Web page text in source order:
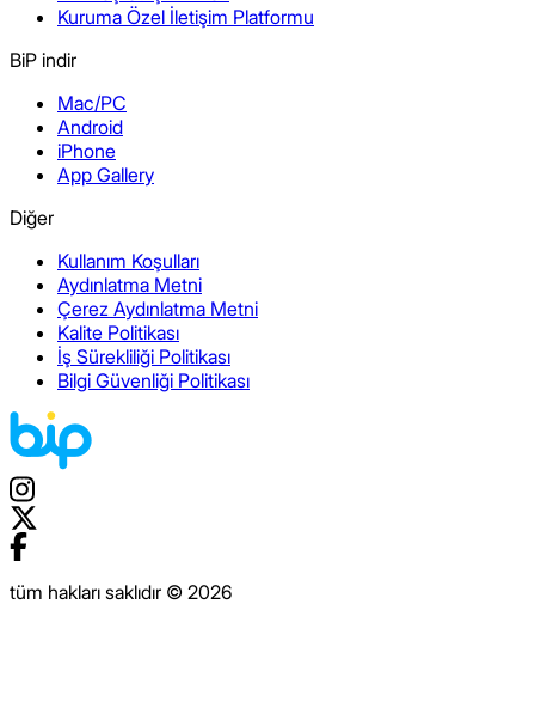
Kuruma Özel İletişim Platformu
BiP indir
Mac/PC
Android
iPhone
App Gallery
Diğer
Kullanım Koşulları
Aydınlatma Metni
Çerez Aydınlatma Metni
Kalite Politikası
İş Sürekliliği Politikası
Bilgi Güvenliği Politikası
tüm hakları saklıdır © 2026